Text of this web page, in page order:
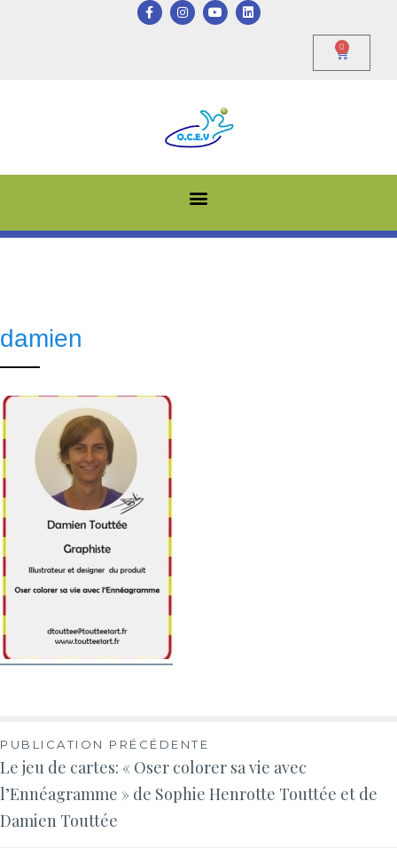
0
damien
PUBLICATION PRÉCÉDENTE
Le jeu de cartes: « Oser colorer sa vie avec
l’Ennéagramme » de Sophie Henrotte Touttée et de
Damien Touttée